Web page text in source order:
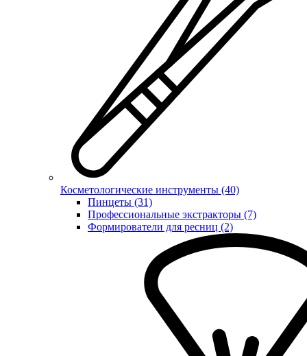
Косметологические инструменты (40)
Пинцеты (31)
Профессиональные экстракторы (7)
Формирователи для ресниц (2)